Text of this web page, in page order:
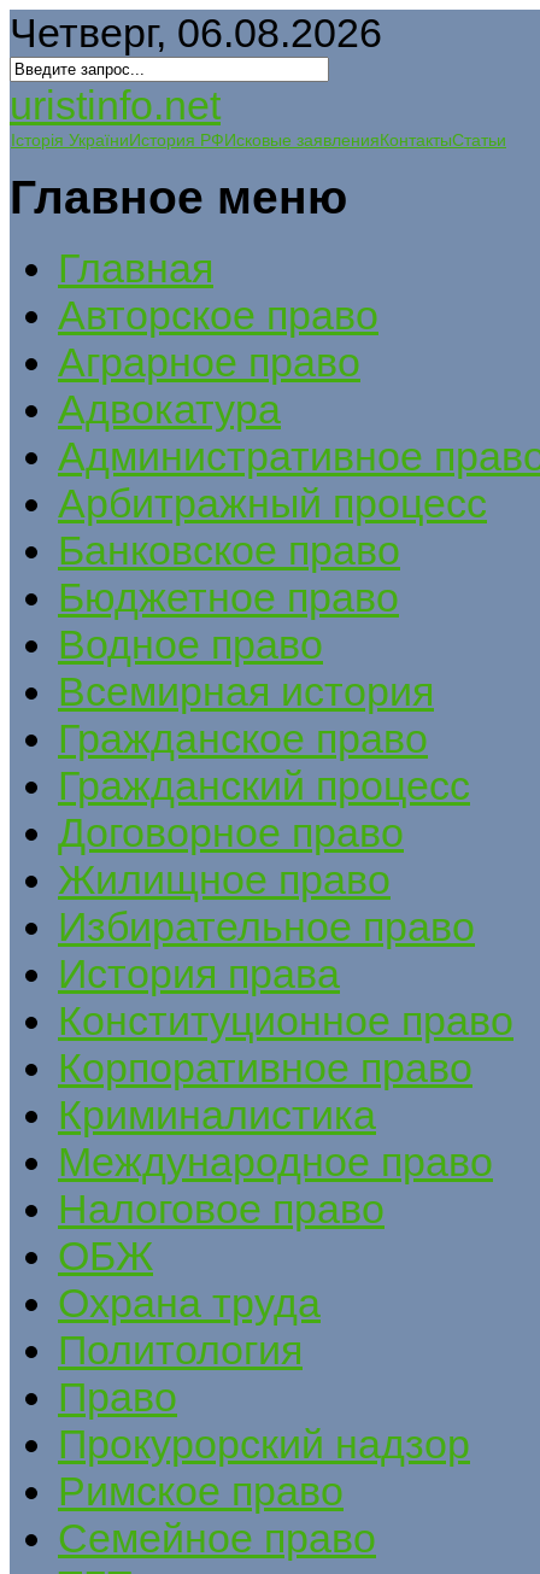
Четверг, 06.08.2026
uristinfo.net
Історія УкраїниИстория РФИсковые заявленияКонтактыСтатьи
Главное меню
Главная
Авторское право
Аграрное право
Адвокатура
Административное
Арбитражный процесс
Банковское право
Бюджетное право
Водное право
Всемирная история
Гражданское право
Гражданский процесс
Договорное право
Жилищное право
Избирательное право
История права
Конституционное право
Корпоративное право
Криминалистика
Международное право
Налоговое право
ОБЖ
Охрана труда
Политология
Право
Прокурорский надзор
Римское право
Семейное право